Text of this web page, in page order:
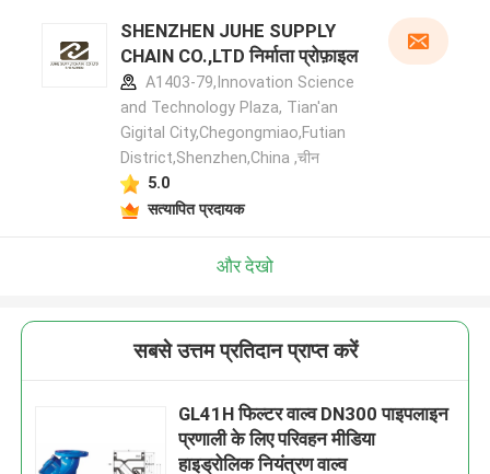
SHENZHEN JUHE SUPPLY
CHAIN CO.,LTD निर्माता प्रोफ़ाइल
A1403-79,Innovation Science
and Technology Plaza, Tian'an
Gigital City,Chegongmiao,Futian
District,Shenzhen,China ,चीन
5.0
सत्यापित प्रदायक
और देखो
सबसे उत्तम प्रतिदान प्राप्त करें
GL41H फिल्टर वाल्व DN300 पाइपलाइन
प्रणाली के लिए परिवहन मीडिया
हाइड्रोलिक नियंत्रण वाल्व